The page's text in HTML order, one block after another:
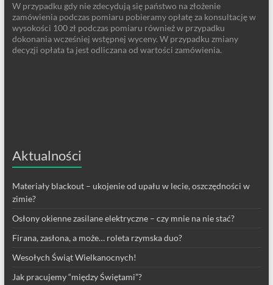
W przypadku gdy nie zdecydują się państwo na złożenie
zamówienia podczas pomiaru pobieramy opłatę za konsultację w
wysokości 100 zł podczas pomiaru również w przypadku
dokonania wcześniej wstępnej wyceny. W przypadku zmiany
decyzji opłata ta jest odliczana od wartości zamówienia.
Aktualności
Materiały blackout – ukojenie od upału w lecie, oszczędności w
zimie?
Osłony okienne zasilane elektryczne – czy mnie na nie stać?
Firana, zasłona, a może… roleta rzymska duo?
Wesołych Świąt Wielkanocnych!
Jak pracujemy “między Świętami”?